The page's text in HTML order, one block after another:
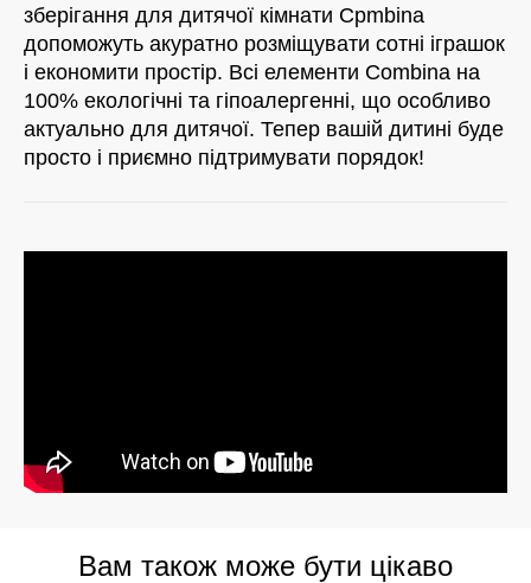
зберігання для дитячої кімнати Cpmbina
допоможуть акуратно розміщувати сотні іграшок
і економити простір. Всі елементи Combina на
100% екологічні та гіпоалергенні, що особливо
актуально для дитячої. Тепер вашій дитині буде
просто і приємно підтримувати порядок!
Вам також може бути цікаво